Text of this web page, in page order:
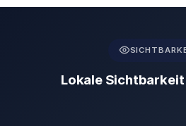
Lokale Sichtbarkeit